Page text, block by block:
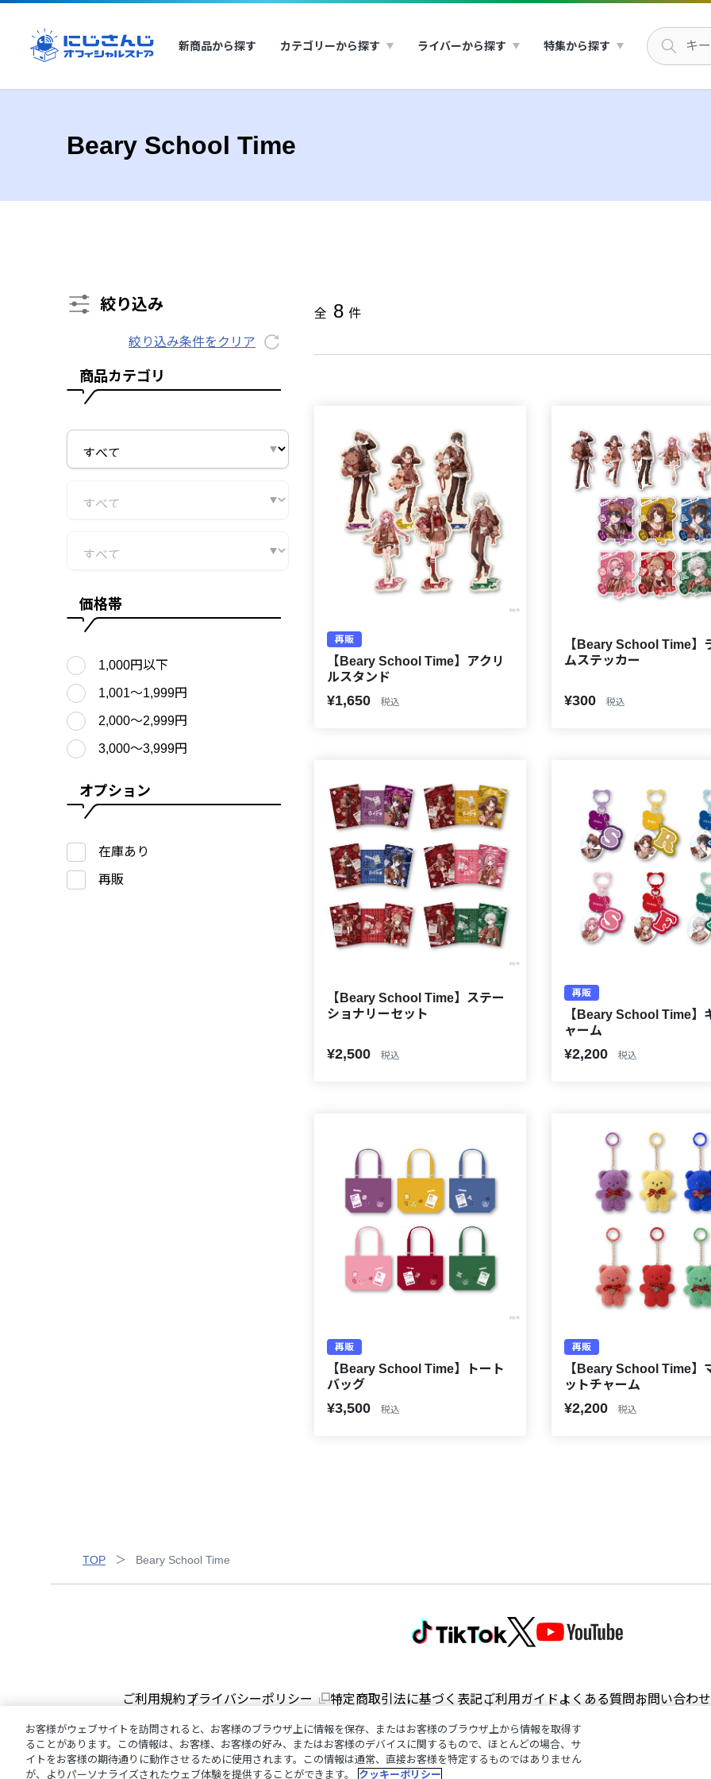
新商品から探す カテゴリーから探す ライバーから探す 特集から探す
Beary School Time
絞り込み
絞り込み条件をクリア
商品カテゴリ
価格帯
1,000円以下
1,001〜1,999円
2,000〜2,999円
3,000〜3,999円
オプション
在庫あり
再販
全 8 件
再販
【Beary School Time】アクリ
ルスタンド
¥1,650 税込
【Beary School Time】
ムステッカー
¥300 税込
【Beary School Time】ステー
ショナリーセット
¥2,500 税込
再販
【Beary School Time】
ャーム
¥2,200 税込
再販
【Beary School Time】トート
バッグ
¥3,500 税込
再販
【Beary School Time】
ットチャーム
¥2,200 税込
TOP Beary School Time
ご利用規約プライバシーポリシー 特定商取引法に基づく表記ご利用ガイド よくある質問お問い合わせ
©︎ANYCOLOR, Inc.
お客様がウェブサイトを訪問されると、お客様のブラウザ上に情報を保存、またはお客様のブラウザ上から情報を取得す
ることがあります。この情報は、お客様、お客様の好み、またはお客様のデバイスに関するもので、ほとんどの場合、サ
イトをお客様の期待通りに動作させるために使用されます。この情報は通常、直接お客様を特定するものではありません
が、よりパーソナライズされたウェブ体験を提供することができます。
クッキーポリシー